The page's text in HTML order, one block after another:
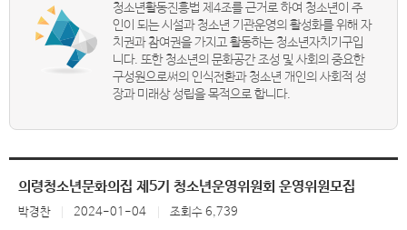
청소년활동진흥법 제4조를 근거로 하여 청소년이 주
인이 되는 시설과 청소년 기관운영의 활성화를 위해 자
치권과 참여권을 가지고 활동하는 청소년자치기구입
니다. 또한 청소년의 문화공간 조성 및 사회의 중요한
구성원으로써의 인식전환과 청소년 개인의 사회적 성
장과 미래상 성립을 목적으로 합니다.
의령청소년문화의집 제5기 청소년운영위원회 운영위원모집
박경찬 2024-01-04 조회수 6,739